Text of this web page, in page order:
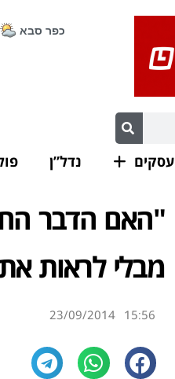
עסקים נדל”ן
"האם הדבר
מבלי לראות
15:56
23/09/2014